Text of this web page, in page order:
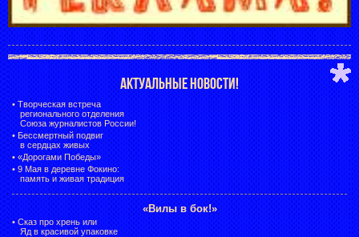
АКТУАЛЬНЫЕ НОВОСТИ!
• Творческая встреча
регионального отделения
Союза журналистов России!
• Бессмертный подвиг
в сердцах живых
• «Дорогами Победы»
• 9 Мая в деревне Фокино:
память и живая традиция
«Вилы в бок!»
• Сказ про хрень или
Яд в красивой упаковке